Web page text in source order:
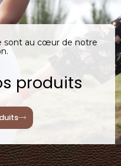
sont au cœur de notre
produits